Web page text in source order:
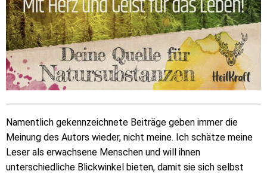
Namentlich gekennzeichnete Beiträge geben immer die
Meinung des Autors wieder, nicht meine. Ich schätze meine
Leser als erwachsene Menschen und will ihnen
unterschiedliche Blickwinkel bieten, damit sie sich selbst